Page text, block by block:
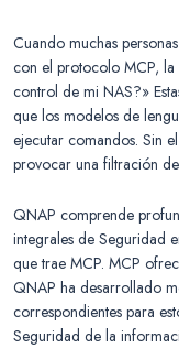
Cuando muchas
con el protocolo MCP, la
control de mi NAS?»
que los modelos de
ejecutar comandos. Sin
provocar una filtración
QNAP comprende
integrales de Seguridad
que trae MCP. MCP
QNAP ha desarrollado
correspondientes para
Seguridad de la